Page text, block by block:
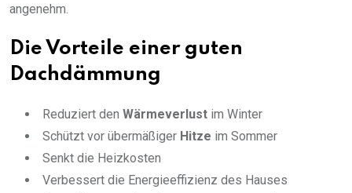
angenehm.
Die Vorteile einer guten
Dachdämmung
Reduziert den Wärmeverlust im Winter
Schützt vor übermäßiger Hitze im Sommer
Senkt die Heizkosten
Verbessert die Energieeffizienz des Hauses